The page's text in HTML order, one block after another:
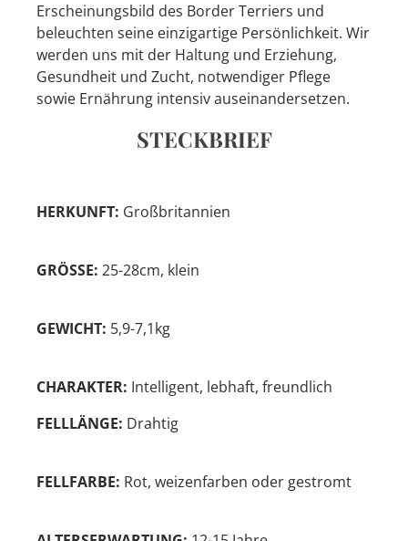
Erscheinungsbild des Border Terriers und
beleuchten seine einzigartige Persönlichkeit. Wir
werden uns mit der Haltung und Erziehung,
Gesundheit und Zucht, notwendiger Pflege
sowie Ernährung intensiv auseinandersetzen.
STECKBRIEF
HERKUNFT: Großbritannien
GRÖSSE: 25-28cm, klein
GEWICHT: 5,9-7,1kg
CHARAKTER: Intelligent, lebhaft, freundlich
FELLLÄNGE: Drahtig
FELLFARBE: Rot, weizenfarben oder gestromt